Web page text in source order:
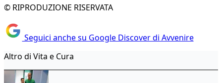
© RIPRODUZIONE RISERVATA
Seguici anche su Google Discover di Avvenire
Altro di Vita e Cura